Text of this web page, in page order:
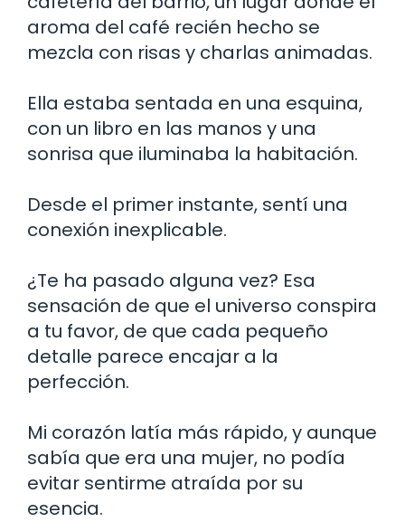
aroma del café recién hecho se
mezcla con risas y charlas animadas.
Ella estaba sentada en una esquina,
con un libro en las manos y una
sonrisa que iluminaba la habitación.
Desde el primer instante, sentí una
conexión inexplicable.
¿Te ha pasado alguna vez? Esa
sensación de que el universo conspira
a tu favor, de que cada pequeño
detalle parece encajar a la
perfección.
Mi corazón latía más rápido, y aunque
sabía que era una mujer, no podía
evitar sentirme atraída por su
esencia.